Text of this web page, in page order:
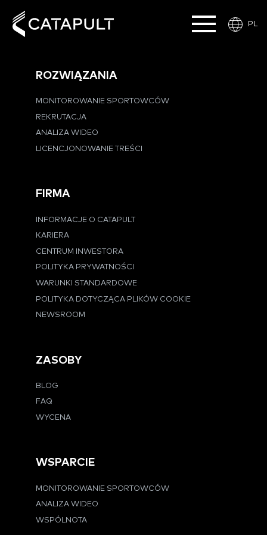
PL
ROZWIĄZANIA
MONITOROWANIE SPORTOWCÓW
REKRUTACJA
ANALIZA WIDEO
LICENCJONOWANIE TREŚCI
FIRMA
INFORMACJE O CATAPULT
KARIERA
CENTRUM INWESTORA
POLITYKA PRYWATNOŚCI
WARUNKI STANDARDOWE
POLITYKA DOTYCZĄCA PLIKÓW COOKIE
NEWSROOM
ZASOBY
BLOG
FAQ
WYCENA
WSPARCIE
MONITOROWANIE SPORTOWCÓW
ANALIZA WIDEO
WSPÓLNOTA